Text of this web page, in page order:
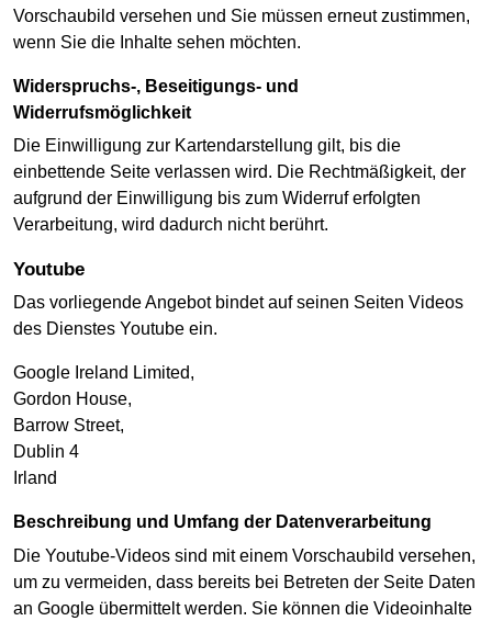
Vorschaubild versehen und Sie müssen erneut zustimmen,
wenn Sie die Inhalte sehen möchten.
Widerspruchs-, Beseitigungs- und
Widerrufsmöglichkeit
Die Einwilligung zur Kartendarstellung gilt, bis die
einbettende Seite verlassen wird. Die Rechtmäßigkeit, der
aufgrund der Einwilligung bis zum Widerruf erfolgten
Verarbeitung, wird dadurch nicht berührt.
Youtube
Das vorliegende Angebot bindet auf seinen Seiten Videos
des Dienstes Youtube ein.
Google Ireland Limited,
Gordon House,
Barrow Street,
Dublin 4
Irland
Beschreibung und Umfang der Datenverarbeitung
Die Youtube-Videos sind mit einem Vorschaubild versehen,
um zu vermeiden, dass bereits bei Betreten der Seite Daten
an Google übermittelt werden. Sie können die Videoinhalte